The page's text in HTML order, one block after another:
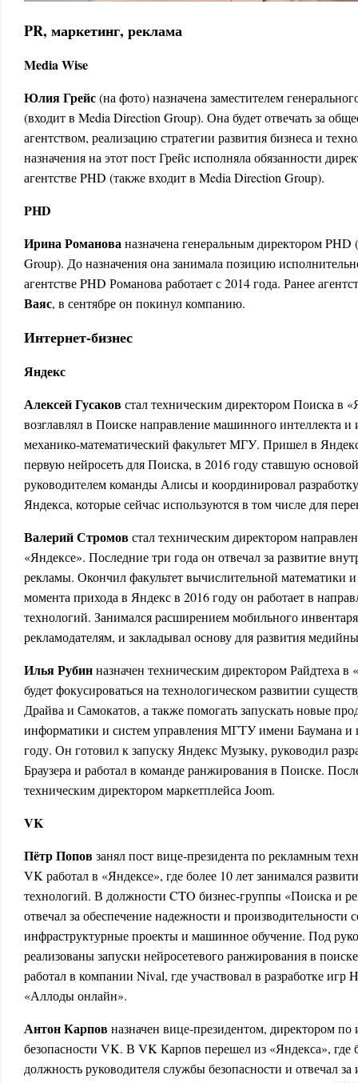
PR, маркетинг, реклама
Media Wise
Юлия Грейс(на фото) назначена заместителем
(входит в Media Direction Group). Она будет отвечать за
агентством, реализацию стратегии развития бизнеса и
назначения на этот пост Грейс исполняла обязанности
агентстве PHD (также входит в Media Direction Group).
PHD
Ирина Романованазначена генеральным директором
Group). До назначения она занимала позицию
агентстве PHD Романова работает с 2014 года. Ранее
Ваяс, в сентябре он покинул компанию.
Интернет-бизнес
Яндекс
Алексей Гусаковстал техническим директором Поиска в
возглавлял в Поиске направление машинного интеллекта
механико-математический факультет МГУ. Пришел в
первую нейросеть для Поиска, в 2016 году ставшую
руководителем команды Алисы и координировал
Яндекса, которые сейчас используются в том числе для
Валерий Стромовстал техническим директором
«Яндексе». Последние три года он отвечал за развитие
рекламы. Окончил факультет вычислительной
момента прихода в Яндекс в 2016 году он работает в
технологий. Занимался расширением мобильного
рекламодателям, и закладывал основу для развития
Илья Рубинназначен техническим директором Райдтеха
будет фокусироваться на технологическом развитии
Драйва и Самокатов, а также помогать запускать новые
информатики и систем управления МГТУ имени Баумана и
году. Он готовил к запуску Яндекс Музыку, руководил
Браузера и работал в команде ранжирования в Поиске.
техническим директором маркетплейса Joom.
VK
Пётр Поповзанял пост вице-президента по рекламным
VK работал в «Яндексе», где более 10 лет занимался
технологий. В должности CTO бизнес-группы «Поиска и
отвечал за обеспечение надежности и производительности
инфраструктурные проекты и машинное обучение. Под
реализованы запуски нейросетевого ранжирования в
работал в компании Nival, где участвовал в разработке игр
«Аллоды онлайн».
Антон Карповназначен вице-президентом, директором
безопасности VK. В VK Карпов перешел из «Яндекса», где
должность руководителя службы безопасности и отвечал